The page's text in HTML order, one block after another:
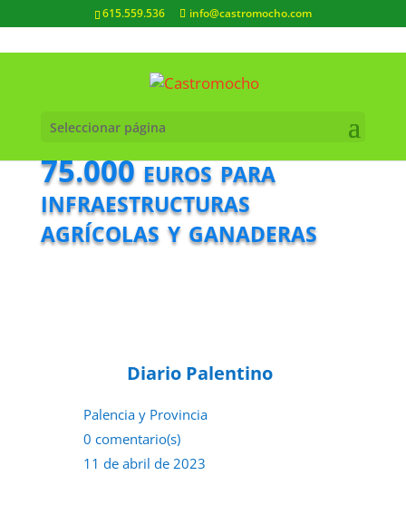
615.559.536 info@castromocho.com
Seleccionar página
75.000 euros para
infraestructuras
agrícolas y ganaderas
Diario Palentino
Palencia y Provincia
0 comentario(s)
11 de abril de 2023